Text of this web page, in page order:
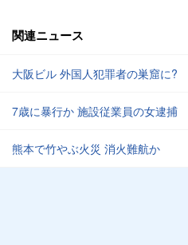
関連ニュース
大阪ビル 外国人犯罪者の巣窟に?
7歳に暴行か 施設従業員の女逮捕
熊本で竹やぶ火災 消火難航か